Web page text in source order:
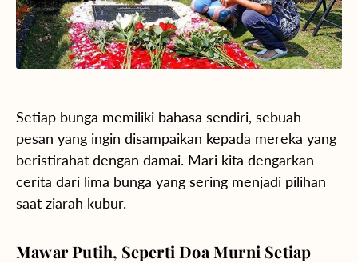
Setiap bunga memiliki bahasa sendiri, sebuah
pesan yang ingin disampaikan kepada mereka yang
beristirahat dengan damai. Mari kita dengarkan
cerita dari lima bunga yang sering menjadi pilihan
saat ziarah kubur.
Mawar Putih, Seperti Doa Murni Setiap